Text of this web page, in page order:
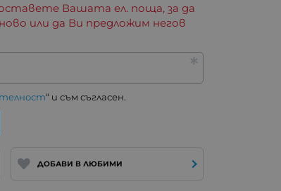
Вашата ел. поща, за да
или да Ви предложим негов
“ и съм съгласен.
ДОБАВИ В ЛЮБИМИ